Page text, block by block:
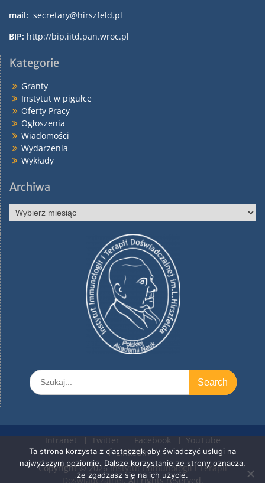
mail: secretary@hirszfeld.pl
BIP: http://bip.iitd.pan.wroc.pl
Kategorie
Granty
Instytut w pigułce
Oferty Pracy
Ogłoszenia
Wiadomości
Wydarzenia
Wykłady
Archiwa
Archiwa
Search
for:
Intranet Twitter Facebook
YouTube
LinkedIn
Copyright © 2026Instytut Immunologii i Terapii
Doświadczalnej . All rights reserved.
Ta strona korzysta z ciasteczek aby świadczyć usługi na
najwyższym poziomie. Dalsze korzystanie ze strony oznacza,
że zgadzasz się na ich użycie.